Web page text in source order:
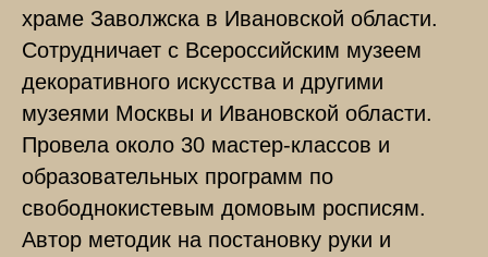
храме Заволжска в Ивановской области.
Сотрудничает с Всероссийским музеем
декоративного искусства и другими
музеями Москвы и Ивановской области.
Провела около 30 мастер-классов и
образовательных программ по
свободнокистевым домовым росписям.
Автор методик на постановку руки и